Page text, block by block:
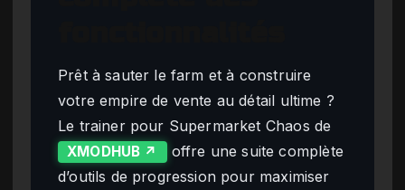
Prêt à sauter le farm et à construire
votre empire de vente au détail ultime ?
Le trainer pour Supermarket Chaos de
XMODHUB ↗
offre une suite complète
d’outils de progression pour maximiser